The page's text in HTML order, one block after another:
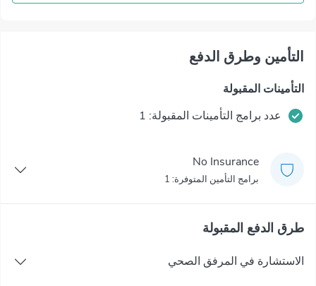
التأمين وطرق الدفع
التأمينات المقبولة
عدد برامج التأمينات المقبولة: 1
No Insurance
برامج التأمين المتوفرة: 1
طرق الدفع المقبولة
الاستشارة في المرفق الصحي